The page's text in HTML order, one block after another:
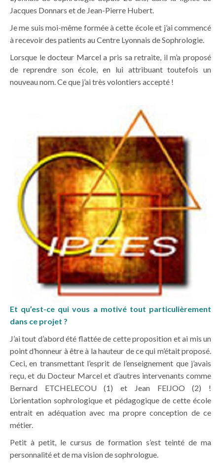
Jacques Donnars et de Jean-Pierre Hubert.
Je me suis moi-même formée à cette école et j’ai commencé
à recevoir des patients au Centre Lyonnais de Sophrologie.
Lorsque le docteur Marcel a pris sa retraite, il m’a proposé
de reprendre son école, en lui attribuant toutefois un
nouveau nom. Ce que j’ai très volontiers accepté !
Et qu’est-ce qui vous a motivé tout particulièrement
dans ce projet ?
J’ai tout d’abord été flattée de cette proposition et ai mis un
point d’honneur à être à la hauteur de ce qui m’était proposé.
Ceci, en transmettant l’esprit de l’enseignement que j’avais
reçu, et du Docteur Marcel et d’autres intervenants comme
Bernard ETCHELECOU (1) et Jean FEIJOO (2) !
L’orientation sophrologique et pédagogique de cette école
entrait en adéquation avec ma propre conception de ce
métier.
Petit à petit, le cursus de formation s’est teinté de ma
personnalité et de ma vision de sophrologue.